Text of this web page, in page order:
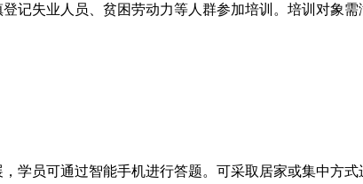
记失业人员、贫困劳动力等人群参加培训。培训对象需
员可通过智能手机进行答题。可采取居家或集中方式